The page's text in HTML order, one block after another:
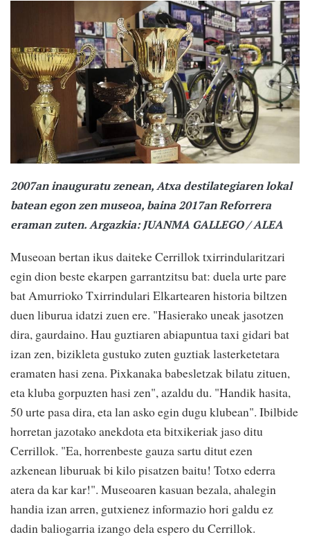
2007an inauguratu zenean, Atxa destilategiaren lokal
batean egon zen museoa, baina 2017an Reforrera
eraman zuten. Argazkia: JUANMA GALLEGO / ALEA
Museoan bertan ikus daiteke Cerrillok txirrindularitzari
egin dion beste ekarpen garrantzitsu bat: duela urte pare
bat Amurrioko Txirrindulari Elkartearen historia biltzen
duen liburua idatzi zuen ere. "Hasierako uneak jasotzen
dira, gaurdaino. Hau guztiaren abiapuntua taxi gidari bat
izan zen, bizikleta gustuko zuten guztiak lasterketetara
eramaten hasi zena. Pixkanaka babesletzak bilatu zituen,
eta kluba gorpuzten hasi zen", azaldu du. "Handik hasita,
50 urte pasa dira, eta lan asko egin dugu klubean". Ibilbide
horretan jazotako anekdota eta bitxikeriak jaso ditu
Cerrillok. "Ea, horrenbeste gauza sartu ditut ezen
azkenean liburuak bi kilo pisatzen baitu! Totxo ederra
atera da kar kar!". Museoaren kasuan bezala, ahalegin
handia izan arren, gutxienez informazio hori galdu ez
dadin baliogarria izango dela espero du Cerrillok.